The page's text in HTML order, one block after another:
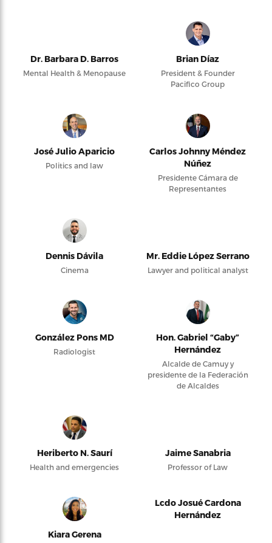
Dr. Barbara D. Barros
Mental Health & Menopause
Brian Díaz
President & Founder
Pacifico Group
José Julio Aparicio
Politics and law
Carlos Johnny Méndez
Núñez
Presidente Cámara de
Representantes
Dennis Dávila
Cinema
Mr. Eddie López Serrano
Lawyer and political analyst
González Pons MD
Radiologist
Hon. Gabriel “Gaby”
Hernández
Alcalde de Camuy y
presidente de la Federación
de Alcaldes
Heriberto N. Saurí
Health and emergencies
Jaime Sanabria
Professor of Law
Kiara Gerena
Lcdo Josué Cardona
Hernández